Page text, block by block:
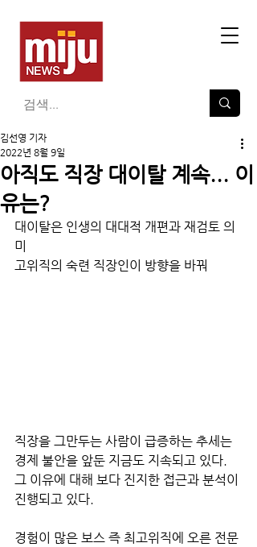
아직도 직장 대이탈 계속... 이
유는?
김선영 기자
2022년 8월 9일
대이탈은 인생의 대대적 개편과 재검토 의
미
고위직의 숙련 직장인이 방향을 바꿔
직장을 그만두는 사람이 급증하는 추세는
경제 불안을 앞둔 지금도 지속되고 있다.
그 이유에 대해 보다 진지한 접근과 분석이
진행되고 있다.
경험이 많은 보스 즉 최고위직에 오른 전문